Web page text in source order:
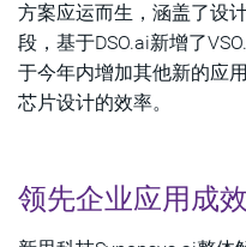
方案应运而生，涵盖了设
段，基于DSO.ai新增了
于今年内增加其他新的应
芯片设计的效率。
领先企业应用成